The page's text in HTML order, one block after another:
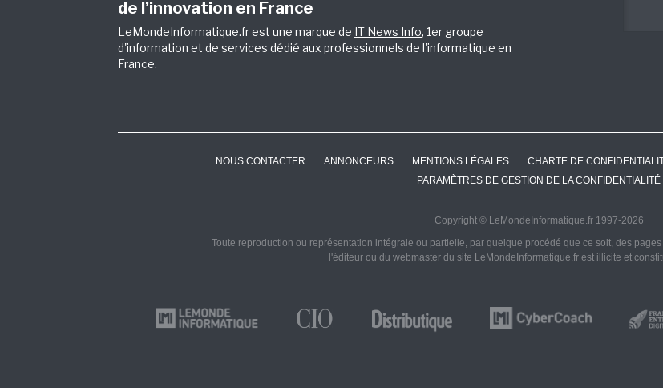
de l’innovation en France
LeMondeInformatique.fr est une marque de IT News Info, 1er groupe
d'information et de services dédié aux professionnels de l'informatique en
France.
NOUS CONTACTER ANNONCEURS MENTIONS LÉGALES CHARTE DE
PARAMÈTRES DE GESTION DE LA CONFIDENTIALITÉ
Copyright © LeMondeInformatique.fr 1997-2026
Toute reproduction ou représentation intégrale ou partielle, par quelque procédé que ce soit, des
l'éditeur ou du webmaster du site LeMondeInformatique.fr est illicite et